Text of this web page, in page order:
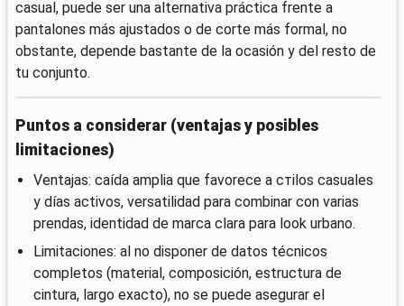
casual, puede ser una alternativa práctica frente a
pantalones más ajustados o de corte más formal, no
obstante, depende bastante de la ocasión y del resto de
tu conjunto.
Puntos a considerar (ventajas y posibles
limitaciones)
Ventajas: caída amplia que favorece a стilos casuales
y días activos, versatilidad para combinar con varias
prendas, identidad de marca clara para look urbano.
Limitaciones: al no disponer de datos técnicos
completos (material, composición, estructura de
cintura, largo exacto), no se puede asegurar el